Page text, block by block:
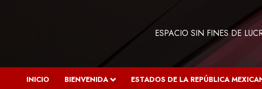
ESPACIO SIN FINES DE
INICIO BIENVENIDA ESTADOS DE LA REPÚBLICA